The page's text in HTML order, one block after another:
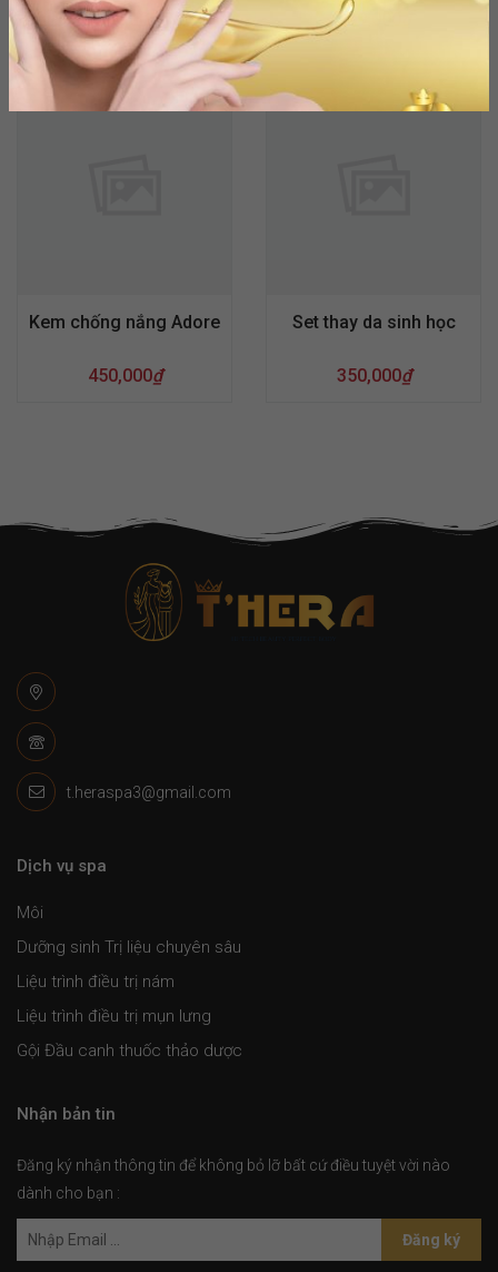
1,200,000₫
289,000
Kem chống nắng Adore
450,000₫
Set thay da sinh học
350,000₫
t.heraspa3@gmail.com
Dịch vụ spa
Môi
Dưỡng sinh Trị liệu chuyên sâu
Liệu trình điều trị nám
Liệu trình điều trị mụn lưng
Gội Đầu canh thuốc thảo dược
Nhận bản tin
Đăng ký nhận thông tin để không bỏ lỡ bất cứ điều tuyệt vời nào
dành cho bạn :
Đăng ký